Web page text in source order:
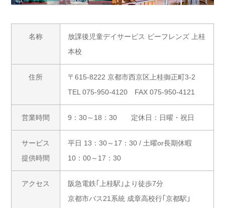
名称
放課後児童デイサービス ビーフレンズ 上桂
本校
住所
〒615-8222 京都市西京区上桂御正町3-2
TEL 075-950-4120 FAX 075-950-4121
営業時間 9：30～18：30 定休日：日曜・祝日
サービス
提供時間
平日 13：30～17：30 / 土曜or長期休暇
10：00～17：30
アクセス
阪急電鉄｢上桂駅｣より徒歩7分
京都市バス21系統 成章高校行｢京都駅｣